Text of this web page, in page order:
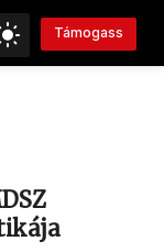
Támogass